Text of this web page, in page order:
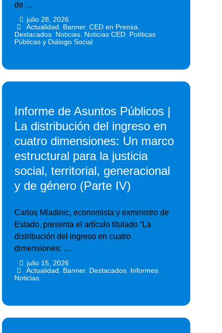
de …
julio 28, 2026
Actualidad Banner, CED en Prensa
Destacados Noticias Noticias CED Políticas
Públicas y Diálogo Social
Informe de Asuntos Públicos |
La distribución del ingreso en
cuatro dimensiones: Un marco
estructural para la justicia
social, territorial, generacional
y de género (Parte IV)
Carlos Mladinic, economista y exministro de
Estado, presenta el artículo titulado “La
distribución del ingreso en cuatro
dimensiones: …
julio 15, 2026
Actualidad Banner, Destacados, Informes,
Noticias